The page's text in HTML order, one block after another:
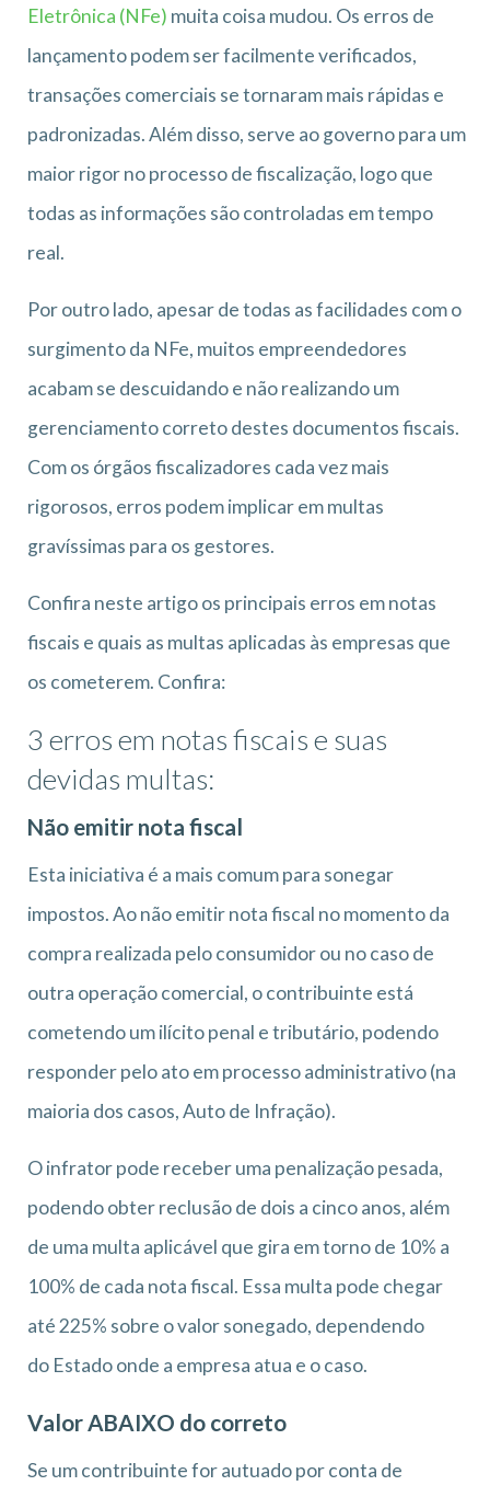
Eletrônica (NFe) muita coisa mudou. Os erros de
lançamento podem ser facilmente verificados,
transações comerciais se tornaram mais rápidas e
padronizadas. Além disso, serve ao governo para um
maior rigor no processo de fiscalização, logo que
todas as informações são controladas em tempo
real.
Por outro lado, apesar de todas as facilidades com o
surgimento da NFe, muitos empreendedores
acabam se descuidando e não realizando um
gerenciamento correto destes documentos fiscais.
Com os órgãos fiscalizadores cada vez mais
rigorosos, erros podem implicar em multas
gravíssimas para os gestores.
Confira neste artigo os principais erros em notas
fiscais e quais as multas aplicadas às empresas que
os cometerem. Confira:
3 erros em notas fiscais e suas
devidas multas:
Não emitir nota fiscal
Esta iniciativa é a mais comum para sonegar
impostos. Ao não emitir nota fiscal no momento da
compra realizada pelo consumidor ou no caso de
outra operação comercial, o contribuinte está
cometendo um ilícito penal e tributário, podendo
responder pelo ato em processo administrativo (na
maioria dos casos, Auto de Infração).
O infrator pode receber uma penalização pesada,
podendo obter reclusão de dois a cinco anos, além
de uma multa aplicável que gira em torno de 10% a
100% de cada nota fiscal. Essa multa pode chegar
até 225% sobre o valor sonegado, dependendo
do Estado onde a empresa atua e o caso.
Valor ABAIXO do correto
Se um contribuinte for autuado por conta de